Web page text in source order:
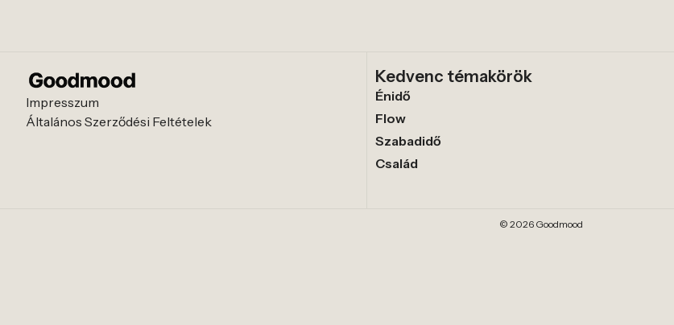
Impresszum
Általános Szerződési Feltételek
Kedvenc témakörök
Énidő
Flow
Szabadidő
Család
© 2026 Goodmood